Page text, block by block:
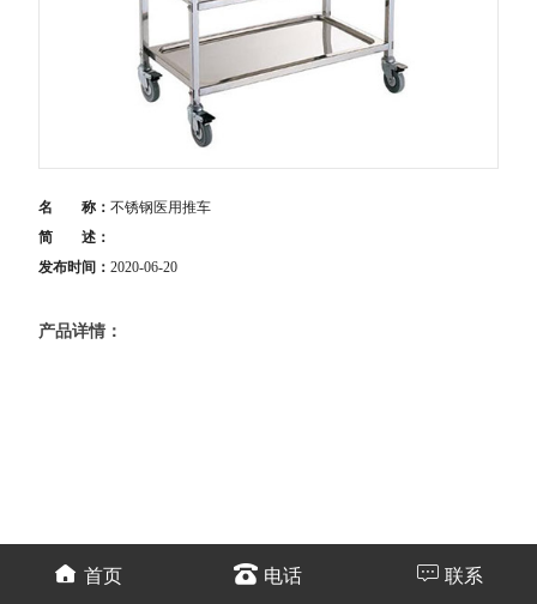
名 称：不锈钢医用推车
简 述：
发布时间：2020-06-20
产品详情：
首页 电话 联系